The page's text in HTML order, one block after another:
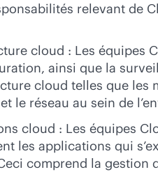
relevant de
cloud : Les équipes
ainsi que la
cloud telles que les
le réseau au sein de
cloud : Les équipes
les applications qui
comprend la gestion